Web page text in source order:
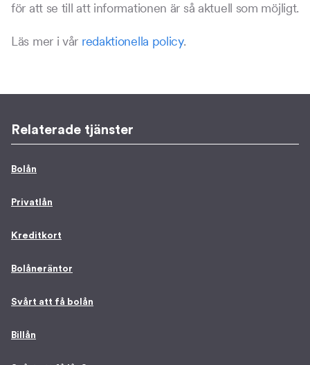
för att se till att informationen är så aktuell som möjligt.
Läs mer i vår redaktionella policy.
Relaterade tjänster
Bolån
Privatlån
Kreditkort
Bolåneräntor
Svårt att få bolån
Billån